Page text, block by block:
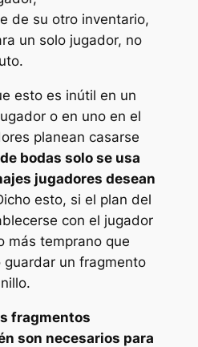
de su otro inventario,
un solo jugador, no
esto es inútil en un
o en uno en el
planean casarse
bodas solo se usa
jugadores desean
esto, si el plan del
con el jugador
más temprano que
un fragmento
fragmentos
son necesarios para